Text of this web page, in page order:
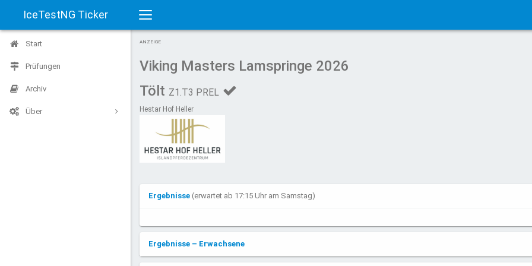
IceTestNG Ticker
Toggle
navigation
Start
Prüfungen
Archiv
Über
ANZEIGE
Viking Masters Lamspringe 2026
Tölt Z1.T3 PREL
Hestar Hof Heller
Ergebnisse (erwartet ab 17:15 Uhr am Samstag)
Ergebnisse – Erwachsene